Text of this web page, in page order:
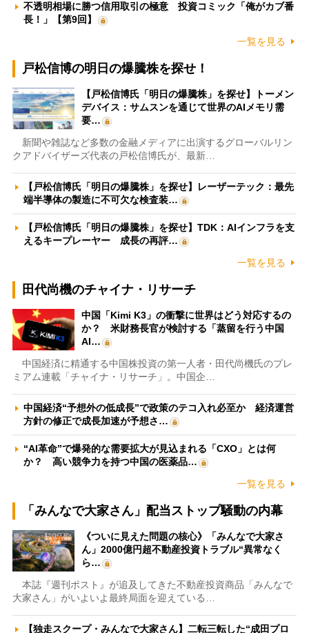
不透明相場に勝つ信用取引の極意 投資コミック「俺がカブ番
長！」【第9回】
一覧を見る
戸松信博の明日の爆騰株を探せ！
【戸松信博氏「明日の爆騰株」を探せ】トーメン
デバイス：サムスンを通じて世界のAIメモリ需
要…
新聞や雑誌など多数の金融メディアに出演するグローバルリン
クアドバイザーズ代表の戸松信博氏が、最新…
【戸松信博氏「明日の爆騰株」を探せ】レーザーテック：最先
端半導体の製造に不可欠な検査装…
【戸松信博氏「明日の爆騰株」を探せ】TDK：AIインフラを支
えるキープレーヤー 成長の再評…
一覧を見る
田代尚機のチャイナ・リサーチ
中国「Kimi K3」の衝撃に世界はどう対応するの
か？ 米財務長官が検討する「蒸留を行う中国
AI…
中国経済に精通する中国株投資の第一人者・田代尚機氏のプレ
ミアム連載「チャイナ・リサーチ」。中国企…
中国経済“予想外の低成長”で政策のテコ入れ必至か 経済運営
方針の修正で成長加速が予想さ…
“AI革命”で爆発的な需要拡大が見込まれる「CXO」とは何
か？ 高い競争力を持つ中国の医薬品…
一覧を見る
「みんなで大家さん」配当ストップ騒動の内幕
《ついに見えた問題の核心》「みんなで大家さ
ん」2000億円超不動産投資トラブル“異常なく
ら…
本誌『週刊ポスト』が追及してきた不動産投資商品「みんなで
大家さん」がいよいよ最終局面を迎えている…
【独走スクープ・みんなで大家さん】二転三転した“成田プロ